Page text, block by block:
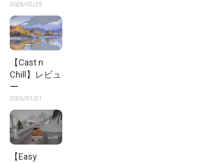
2026/02/25
【Cast n
Chill】レビュ
ー
2026/01/21
【Easy